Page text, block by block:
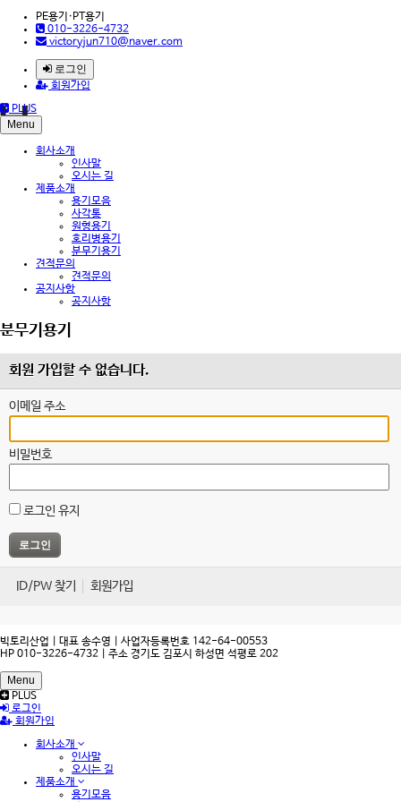
PE용기·PT용기
010-3226-4732
victoryjun710@naver.com
로그인
회원가입
PLUS
Menu
회사소개
인사말
오시는 길
제품소개
용기모음
사각통
원형용기
호리병용기
분무기용기
견적문의
견적문의
공지사항
공지사항
분무기용기
회원 가입할 수 없습니다.
이메일 주소
비밀번호
로그인 유지
ID/PW 찾기 회원가입
빅토리산업 | 대표 송수영 | 사업자등록번호 142-64-00553
HP 010-3226-4732 | 주소 경기도 김포시 하성면 석평로 202
Menu
PLUS
로그인
회원가입
회사소개
인사말
오시는 길
제품소개
용기모음